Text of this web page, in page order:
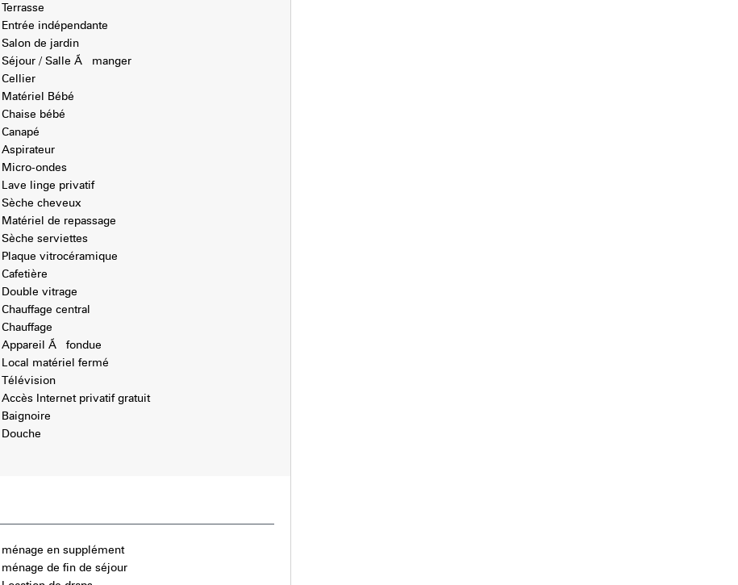
Terrasse
Entrée indépendante
Salon de jardin
Séjour / Salle Ã manger
Cellier
Matériel Bébé
Chaise bébé
Canapé
Aspirateur
Micro-ondes
Lave linge privatif
Sèche cheveux
Matériel de repassage
Sèche serviettes
Plaque vitrocéramique
Cafetière
Double vitrage
Chauffage central
Chauffage
Appareil Ã fondue
Local matériel fermé
Télévision
Accès Internet privatif gratuit
Baignoire
Douche
ménage en supplément
ménage de fin de séjour